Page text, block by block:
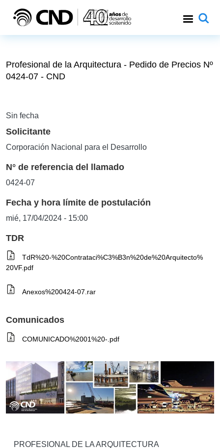
Profesional de la Arquitectura - Pedido de Precios Nº
0424-07 - CND
Sin fecha
Solicitante
Corporación Nacional para el Desarrollo
N° de referencia del llamado
0424-07
Fecha y hora límite de postulación
mié, 17/04/2024 - 15:00
TDR
TdR%20-%20Contrataci%C3%B3n%20de%20Arquitecto%
20VF.pdf
Anexos%200424-07.rar
Comunicados
COMUNICADO%2001%20-.pdf
PROFESIONAL DE LA ARQUITECTURA